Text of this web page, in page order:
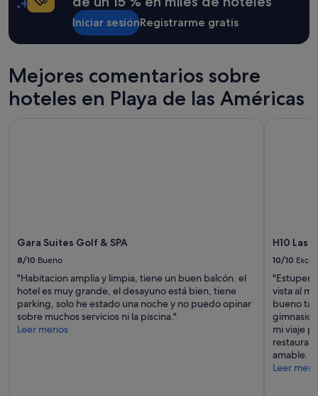
una
de
1 noche
2 adultos.
Los
precios
adicionales.
Iniciar sesiónRegistrarme gratis
Mejores comentarios sobre
hoteles en Playa de las Américas
Gara Suites Golf & SPA
8/10 Bueno
"Habitacion amplia y limpia, tiene un buen balcón. el
hotel es muy grande, el desayuno está bien, tiene
parking, solo he estado una noche y no puedo opinar
sobre muchos servicios ni la piscina."
Leer menos
H10 Las
10/10
vista al
bueno
gimnasio
mi viaje
amable.
Leer